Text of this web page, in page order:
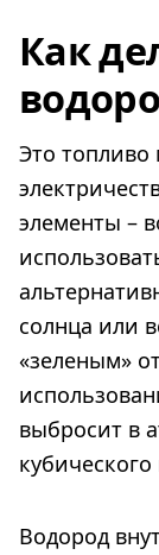
Как
Это
элементы –
солнца или
«зеленым»
выбросит в
Водород